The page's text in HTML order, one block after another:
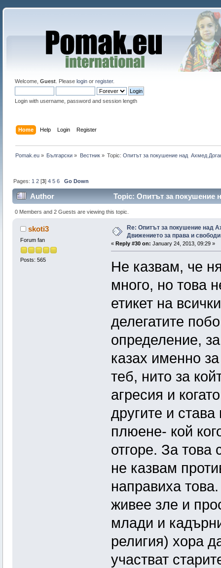
Welcome, Guest. Please loginor register.
Login with username, password and session length
Home Help Login Register
Pomak.eu » Български » Bестник» Topic:Опитът за покушение над  Ахмед
Pages: 1 2 [3]4 5 6 Go Down
Author
Topic: Опитът за покушение
67805 times)
0 Members and 2 Guests are viewing this topic.
skoti3
Forum fan
Posts: 565
Re: Опитът за покушение над
Движението за права и свободи
« Reply #30 on: January 24, 2013, 09:29 »
Не казвам, че
много, но това
етикет на
делегатите
определение,
казах именно
теб, нито за
агресия и
другите и
плюене- кой
отгоре. За
не казвам
направиха
живее зле и
млади и
религия) хора
участват